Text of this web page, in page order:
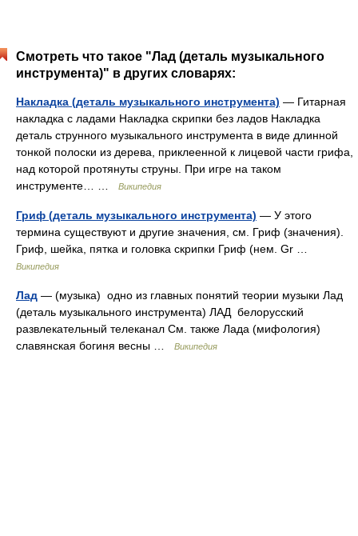
Смотреть что такое "Лад (деталь музыкального
инструмента)" в других словарях:
Накладка (деталь музыкального инструмента) — Гитарная
накладка с ладами Накладка скрипки без ладов Накладка
деталь струнного музыкального инструмента в виде длинной
тонкой полоски из дерева, приклеенной к лицевой части грифа,
над которой протянуты струны. При игре на таком
инструменте… …
Википедия
Гриф (деталь музыкального инструмента) — У этого
термина существуют и другие значения, см. Гриф (значения).
Гриф, шейка, пятка и головка скрипки Гриф (нем. Gr …
Википедия
Лад — (музыка) одно из главных понятий теории музыки Лад
(деталь музыкального инструмента) ЛАД белорусский
развлекательный телеканал См. также Лада (мифология)
славянская богиня весны …
Википедия